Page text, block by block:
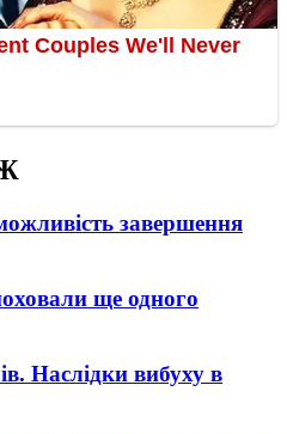
завершення
ще одного
Наслідки вибуху в